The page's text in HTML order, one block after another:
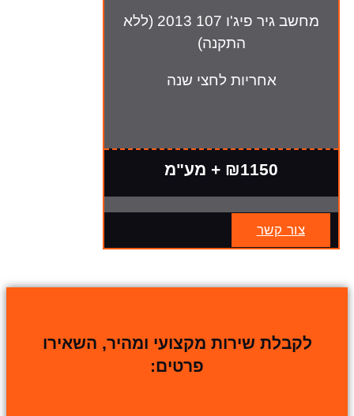
מחשב גיר פיג'ו 107 2013 (ללא
התקנה)
אחריות לחצי שנה
₪1150 + מע"מ
צור קשר
לקבלת שירות מקצועי ומהיר, השאירו
פרטים: